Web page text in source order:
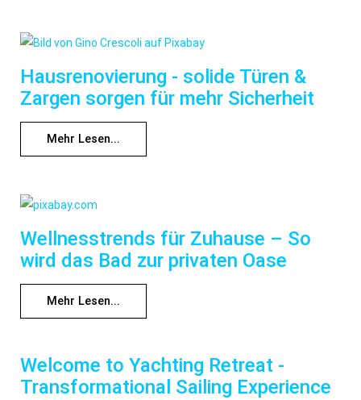
Hausrenovierung - solide Türen &
Zargen sorgen für mehr Sicherheit
Mehr Lesen...
Wellnesstrends für Zuhause – So
wird das Bad zur privaten Oase
Mehr Lesen...
Welcome to Yachting Retreat -
Transformational Sailing Experience